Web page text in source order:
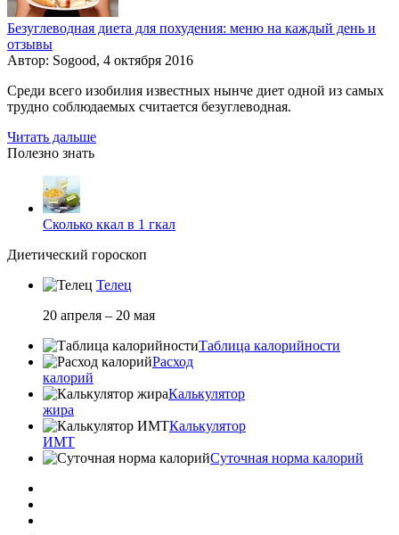
Безуглеводная диета для похудения: меню на каждый день и
отзывы
Автор: Sogood, 4 октября 2016
Среди всего изобилия известных нынче диет одной из самых
трудно соблюдаемых считается безуглеводная.
Читать дальше
Полезно знать
Сколько ккал в 1 гкал
Диетический гороскоп
Телец
20 апреля – 20 мая
Таблица калорийности
Расход
калорий
Калькулятор
жира
Калькулятор
ИМТ
Суточная норма калорий